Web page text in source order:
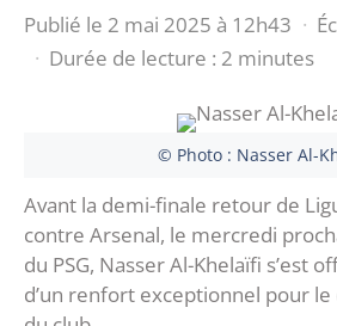
Publié le 2 mai 2025 à 12h43 ·
· Durée de lecture : 2 minutes
© Photo : Nasser Al-
Avant la demi-finale retour de
contre Arsenal, le mercredi
du PSG, Nasser Al-Khelaïfi s’est
d’un renfort exceptionnel pour